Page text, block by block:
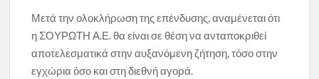
Μετά την ολοκλήρωση της επένδυσης, αναμένεται ότι
η ΣΟΥΡΩΤΗ Α.Ε. θα είναι σε θέση να ανταποκριθεί
αποτελεσματικά στην αυξανόμενη ζήτηση, τόσο στην
εγχώρια όσο και στη διεθνή αγορά.